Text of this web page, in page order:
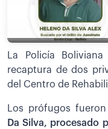
La Policía
recaptura de dos
del Centro de
Los prófugos
Da Silva, procesado